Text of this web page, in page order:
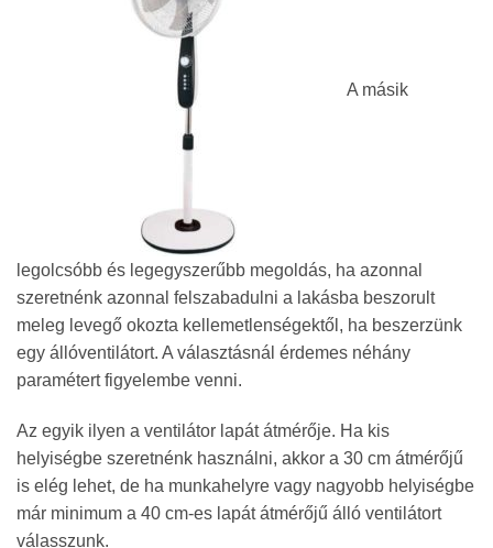
A másik
legolcsóbb és legegyszerűbb megoldás, ha azonnal
szeretnénk azonnal felszabadulni a lakásba beszorult
meleg levegő okozta kellemetlenségektől, ha beszerzünk
egy állóventilátort. A választásnál érdemes néhány
paramétert figyelembe venni.
Az egyik ilyen a ventilátor lapát átmérője. Ha kis
helyiségbe szeretnénk használni, akkor a 30 cm átmérőjű
is elég lehet, de ha munkahelyre vagy nagyobb helyiségbe
már minimum a 40 cm-es lapát átmérőjű álló ventilátort
válasszunk.